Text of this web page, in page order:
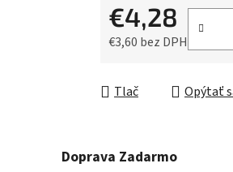
€4,28
€3,60 bez DPH
Tlač Opýtať
Doprava Zadarmo